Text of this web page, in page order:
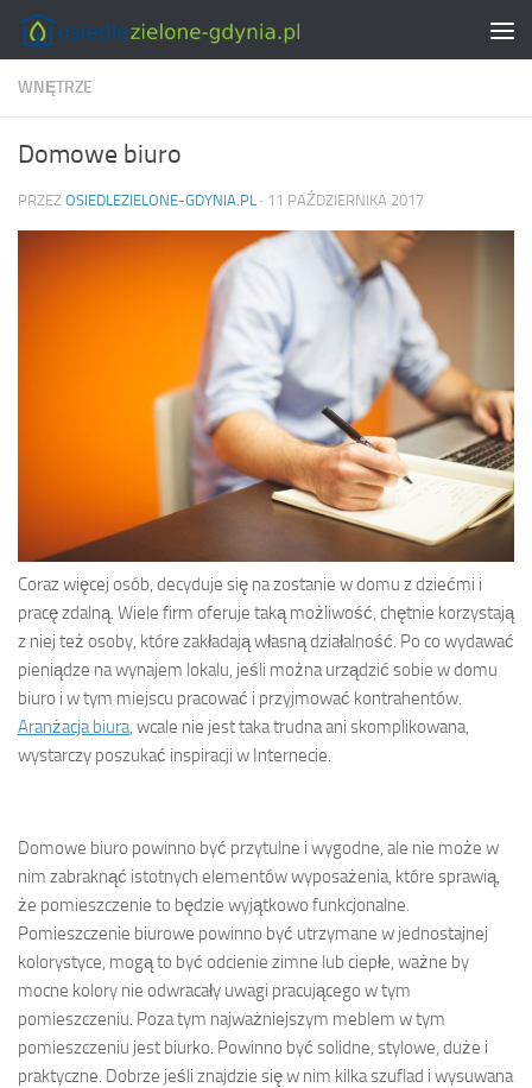
Skip to content
WNĘTRZE
Domowe biuro
PRZEZ OSIEDLEZIELONE-GDYNIA.PL · 11 PAŹDZIERNIKA 2017
Coraz więcej osób, decyduje się na zostanie w domu z dziećmi i
pracę zdalną. Wiele firm oferuje taką możliwość, chętnie korzystają
z niej też osoby, które zakładają własną działalność. Po co wydawać
pieniądze na wynajem lokalu, jeśli można urządzić sobie w domu
biuro i w tym miejscu pracować i przyjmować kontrahentów.
Aranżacja biura, wcale nie jest taka trudna ani skomplikowana,
wystarczy poszukać inspiracji w Internecie.
Domowe biuro powinno być przytulne i wygodne, ale nie może w
nim zabraknąć istotnych elementów wyposażenia, które sprawią,
że pomieszczenie to będzie wyjątkowo funkcjonalne.
Pomieszczenie biurowe powinno być utrzymane w jednostajnej
kolorystyce, mogą to być odcienie zimne lub ciepłe, ważne by
mocne kolory nie odwracały uwagi pracującego w tym
pomieszczeniu. Poza tym najważniejszym meblem w tym
pomieszczeniu jest biurko. Powinno być solidne, stylowe, duże i
praktyczne. Dobrze jeśli znajdzie się w nim kilka szuflad i wysuwana